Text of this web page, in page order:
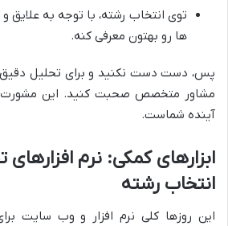
توی انتخاب رشته، با توجه به علایق و
ها رو بهتون معرفی کنه.
پس، دست دست نکنید و برای تحلیل دقیق
مشاور متخصص صحبت کنید. این مشورت،
آینده شماست.
ابزارهای کمکی: نرم
انتخاب رشته
این روزها کلی نرم افزار و وب سایت